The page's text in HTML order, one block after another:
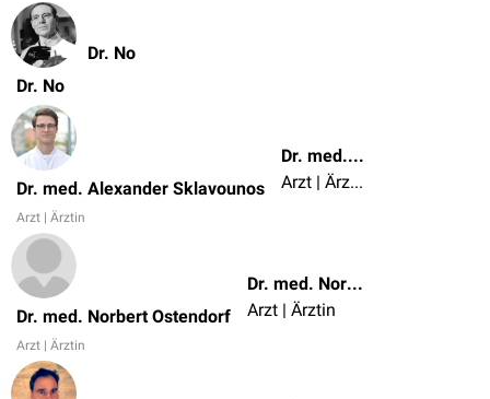
Dr. No
Dr. No
Dr. med. Alexander Sklavounos
Arzt | Ärztin
Dr. med. Alexander Sklavounos
Arzt | Ärztin
Dr. med. Norbert Ostendorf
Arzt | Ärztin
Dr. med. Norbert Ostendorf
Arzt | Ärztin